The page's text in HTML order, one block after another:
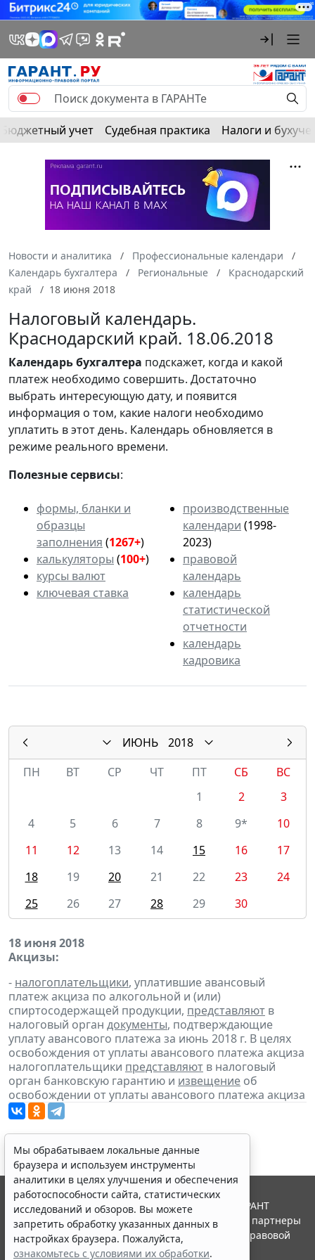
Бюджетный учет Судебная практика Налоги и
Новости и аналитика
Профессиональные календари
Календарь бухгалтера
Региональные
Краснодарский
край
18 июня 2018
Налоговый календарь.
Краснодарский край. 18.06.2018
Календарьбухгалтера подскажет, когда и какой
платеж необходимо совершить. Достаточно
выбрать интересующую дату, и появится
информация о том, какие налоги необходимо
уплатить в этот день. Календарь обновляется в
режиме реального времени.
Полезные сервисы:
формы, бланки и
образцы
заполнения (1267+)
калькуляторы (100+)
курсы валют
ключевая ставка
производственные
календари (1998-
2023)
правовой
календарь
календарь
статистической
отчетности
календарь
кадровика
ИЮНЬ
2018
ПН
ВТ СР ЧТ ПТ СБ
ВС
1
2
3
4
5 6 7 8 9*
10
11
12 13 14 15 16
17
18
19 20 21 22 23
24
25
26 27 28 29 30
18 июня 2018
Акцизы:
- налогоплательщики, уплатившие авансовый
платеж акциза по алкогольной и (или)
спиртосодержащей продукции, представляют в
налоговый орган документы, подтверждающие
уплату авансового платежа за июнь 2018 г. В целях
освобождения от уплаты авансового платежа акциза
налогоплательщики представляют в налоговый
орган банковскую гарантию и извещение об
освобождении от уплаты авансового платежа акциза
Мы обрабатываем локальные данные
браузера и используем инструменты
аналитики в целях улучшения и обеспечения
работоспособности сайта, статистических
исследований и обзоров. Вы можете
запретить обработку указанных данных в
настройках браузера. Пожалуйста,
ознакомьтесь с условиями их обработки.
© ООО "НПП "ГАРАНТ-СЕРВИС", 2026. Система ГАРАНТ
выпускается с 1990 года. Компания "Гарант" и ее партнеры
являются участниками Российской ассоциации правовой
информации ГАРАНТ.